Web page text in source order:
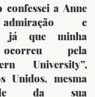
confessei a Anne
e
já que minha
ocorreu  pela
University”,
Unidos, mesma
da sua